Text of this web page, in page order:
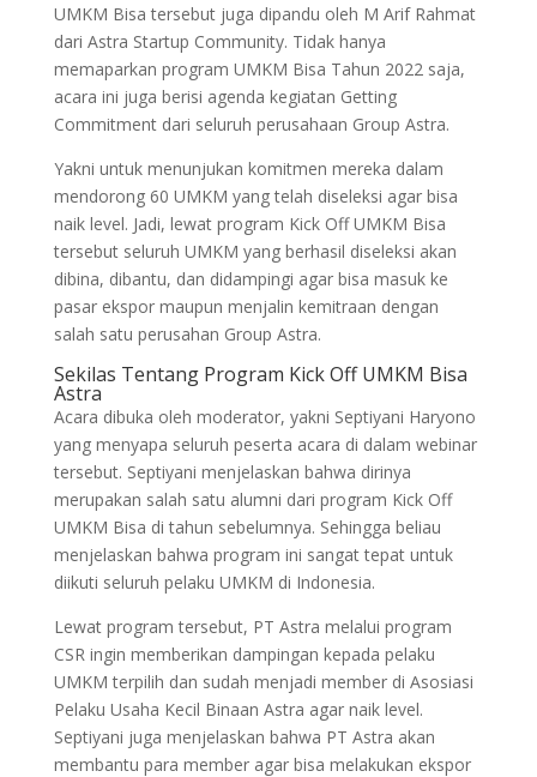
UMKM Bisa tersebut juga dipandu oleh M Arif Rahmat
dari Astra Startup Community. Tidak hanya
memaparkan program UMKM Bisa Tahun 2022 saja,
acara ini juga berisi agenda kegiatan Getting
Commitment dari seluruh perusahaan Group Astra.
Yakni untuk menunjukan komitmen mereka dalam
mendorong 60 UMKM yang telah diseleksi agar bisa
naik level. Jadi, lewat program Kick Off UMKM Bisa
tersebut seluruh UMKM yang berhasil diseleksi akan
dibina, dibantu, dan didampingi agar bisa masuk ke
pasar ekspor maupun menjalin kemitraan dengan
salah satu perusahan Group Astra.
Sekilas Tentang Program Kick Off UMKM Bisa
Astra
Acara dibuka oleh moderator, yakni Septiyani Haryono
yang menyapa seluruh peserta acara di dalam webinar
tersebut. Septiyani menjelaskan bahwa dirinya
merupakan salah satu alumni dari program Kick Off
UMKM Bisa di tahun sebelumnya. Sehingga beliau
menjelaskan bahwa program ini sangat tepat untuk
diikuti seluruh pelaku UMKM di Indonesia.
Lewat program tersebut, PT Astra melalui program
CSR ingin memberikan dampingan kepada pelaku
UMKM terpilih dan sudah menjadi member di Asosiasi
Pelaku Usaha Kecil Binaan Astra agar naik level.
Septiyani juga menjelaskan bahwa PT Astra akan
membantu para member agar bisa melakukan ekspor